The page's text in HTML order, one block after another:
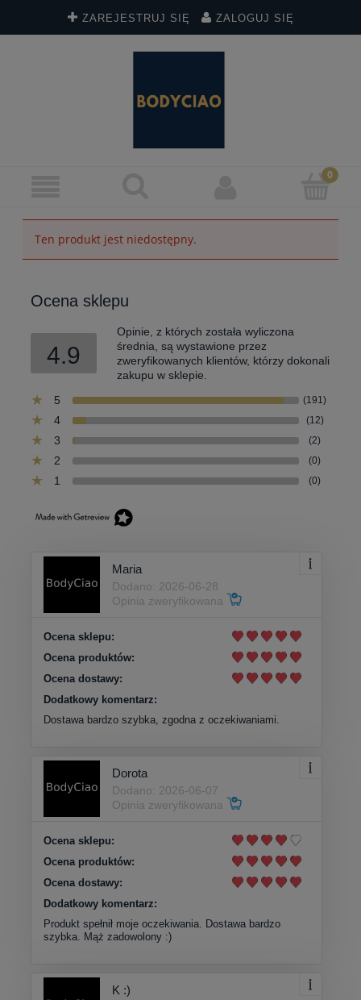
ZAREJESTRUJ SIĘ ZALOGUJ SIĘ
Ten produkt jest niedostępny.
Ocena sklepu
4.9
Opinie, z których została wyliczona
średnia, są wystawione przez
zweryfikowanych klientów, którzy dokonali
zakupu w sklepie.
5
(191)
4 (12)
3 (2)
2 (0)
1 (0)
Maria
Dodano: 2026-06-28
Opinia zweryfikowana
Ocena sklepu:
Ocena produktów:
Ocena dostawy:
Dodatkowy komentarz:
Dostawa bardzo szybka, zgodna z oczekiwaniami.
Dorota
Dodano: 2026-06-07
Opinia zweryfikowana
Ocena sklepu:
Ocena produktów:
Ocena dostawy:
Dodatkowy komentarz:
Produkt spełnił moje oczekiwania. Dostawa bardzo
szybka. Mąż zadowolony :)
K :)